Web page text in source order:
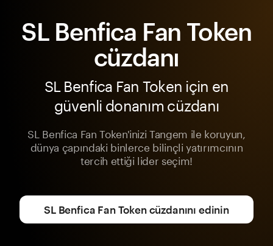
SL Benfica Fan Token
cüzdanı
SL Benfica Fan Token için en
güvenli donanım cüzdanı
SL Benfica Fan Token'inizi Tangem ile koruyun,
dünya çapındaki binlerce bilinçli yatırımcının
tercih ettiği lider seçim!
SL Benfica Fan Token cüzdanını edinin